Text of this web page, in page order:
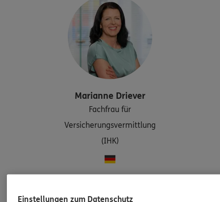
Marianne Driever
Fachfrau für
Versicherungsvermittlung
(IHK)
Einstellungen zum Datenschutz